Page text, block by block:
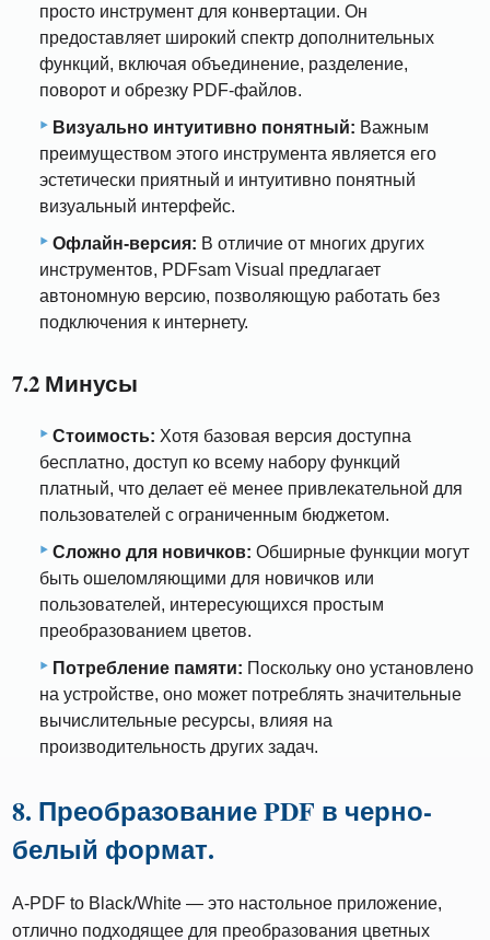
просто инструмент для конвертации. Он
предоставляет широкий спектр дополнительных
функций, включая объединение, разделение,
поворот и обрезку PDF-файлов.
Визуально интуитивно понятный: Важным
преимуществом этого инструмента является его
эстетически приятный и интуитивно понятный
визуальный интерфейс.
Офлайн-версия: В отличие от многих других
инструментов, PDFsam Visual предлагает
автономную версию, позволяющую работать без
подключения к интернету.
7.2 Минусы
Стоимость: Хотя базовая версия доступна
бесплатно, доступ ко всему набору функций
платный, что делает её менее привлекательной для
пользователей с ограниченным бюджетом.
Сложно для новичков: Обширные функции могут
быть ошеломляющими для новичков или
пользователей, интересующихся простым
преобразованием цветов.
Потребление памяти: Поскольку оно установлено
на устройстве, оно может потреблять значительные
вычислительные ресурсы, влияя на
производительность других задач.
8. Преобразование PDF в черно-
белый формат.
A-PDF to Black/White — это настольное приложение,
отлично подходящее для преобразования цветных